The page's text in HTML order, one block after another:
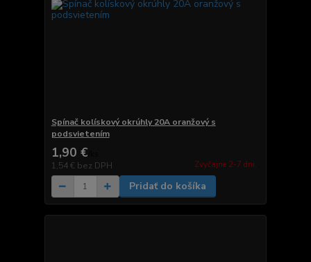
Spínač kolískový okrúhly 20A oranžový s
podsvietením
1,90 €
1,54 € bez DPH Zvyčajne 2-7 dni.
Pridať do košíka